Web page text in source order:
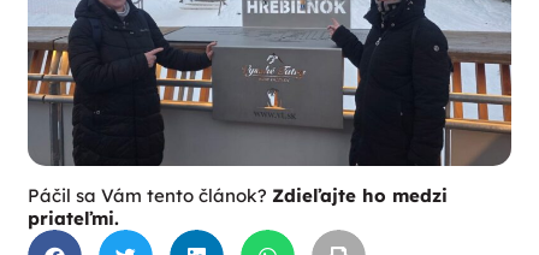
Páčil sa Vám tento článok? Zdieľajte ho medzi
priateľmi.